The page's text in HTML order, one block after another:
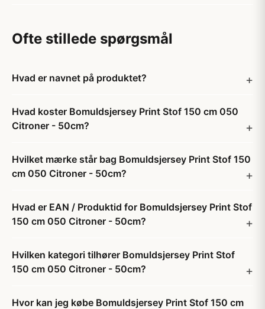
Ofte stillede spørgsmål
Hvad er navnet på produktet?
Hvad koster Bomuldsjersey Print Stof 150 cm 050
Citroner - 50cm?
Hvilket mærke står bag Bomuldsjersey Print Stof 150
cm 050 Citroner - 50cm?
Hvad er EAN / Produktid for Bomuldsjersey Print Stof
150 cm 050 Citroner - 50cm?
Hvilken kategori tilhører Bomuldsjersey Print Stof
150 cm 050 Citroner - 50cm?
Hvor kan jeg købe Bomuldsjersey Print Stof 150 cm